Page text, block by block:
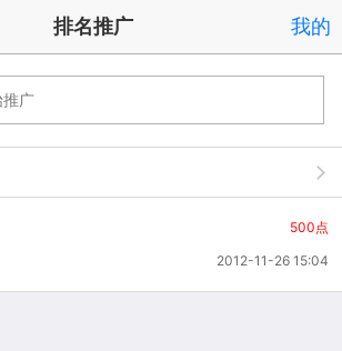
排名推广 我的
500点
2012-11-26 15:04